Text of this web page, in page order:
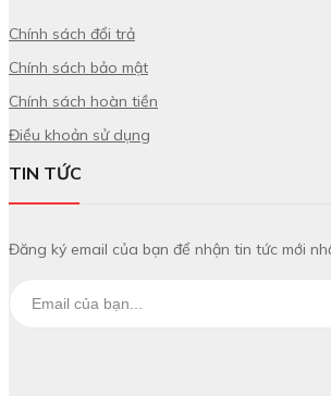
Chính sách đổi trả
Chính sách bảo mật
Chính sách hoàn tiền
Điều khoản sử dụng
TIN TỨC
Đăng ký email của bạn để nhận tin tức mới